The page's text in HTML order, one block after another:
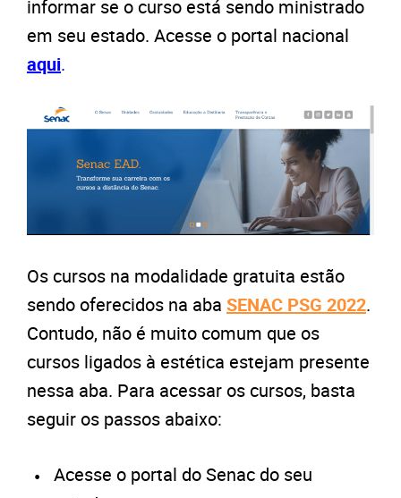
informar se o curso está sendo ministrado
em seu estado. Acesse o portal nacional
aqui.
Os cursos na modalidade gratuita estão
sendo oferecidos na aba SENAC PSG 2022.
Contudo, não é muito comum que os
cursos ligados à estética estejam presente
nessa aba. Para acessar os cursos, basta
seguir os passos abaixo:
Acesse o portal do Senac do seu